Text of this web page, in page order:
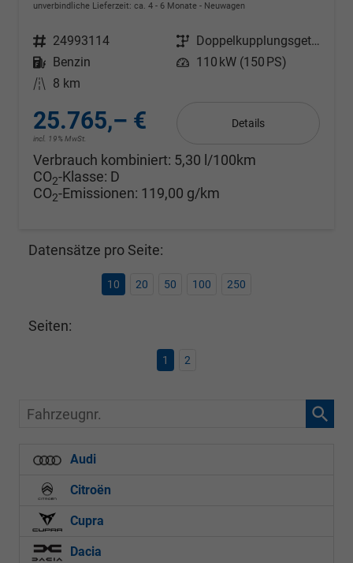
unverbindliche Lieferzeit: ca. 4 - 6 Monate Neuwagen
Fahrzeugnr. 24993114 Getriebe
Doppelkupplungsgetriebe (DSG)
Kraftstoff
Benzin Leistung 110 kW (150 PS)
Kilometerstand 8 km
25.765,– €
incl. 19% MwSt.
Details
Verbrauch kombiniert: 5,30 l/100km
CO2-Klasse: D
CO2-Emissionen: 119,00 g/km
Datensätze pro Seite:
10 20 50 100 250
Seiten:
1 2
Fahrzeugnr.
Audi
Citroën
Cupra
Dacia